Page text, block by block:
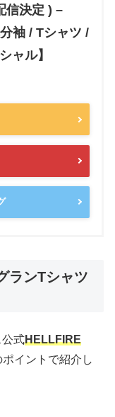
信決定 ) –
袖 / Tシャツ /
ャル】
ランTシャツ
公式HELLFIRE
ポイントで紹介し